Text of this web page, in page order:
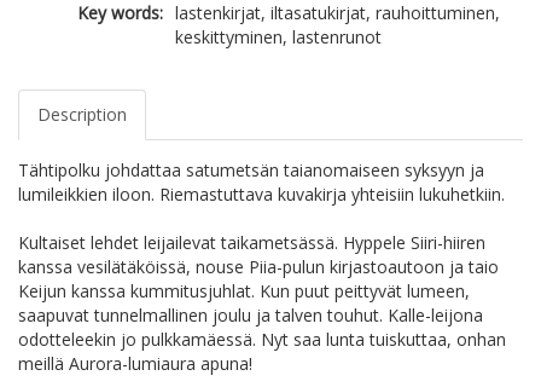
Key words: lastenkirjat, iltasatukirjat, rauhoittuminen,
keskittyminen, lastenrunot
Description
Tähtipolku johdattaa satumetsän taianomaiseen syksyyn ja
lumileikkien iloon. Riemastuttava kuvakirja yhteisiin lukuhetkiin.
Kultaiset lehdet leijailevat taikametsässä. Hyppele Siiri-hiiren
kanssa vesilätäköissä, nouse Piia-pulun kirjastoautoon ja taio
Keijun kanssa kummitusjuhlat. Kun puut peittyvät lumeen,
saapuvat tunnelmallinen joulu ja talven touhut. Kalle-leijona
odotteleekin jo pulkkamäessä. Nyt saa lunta tuiskuttaa, onhan
meillä Aurora-lumiaura apuna!